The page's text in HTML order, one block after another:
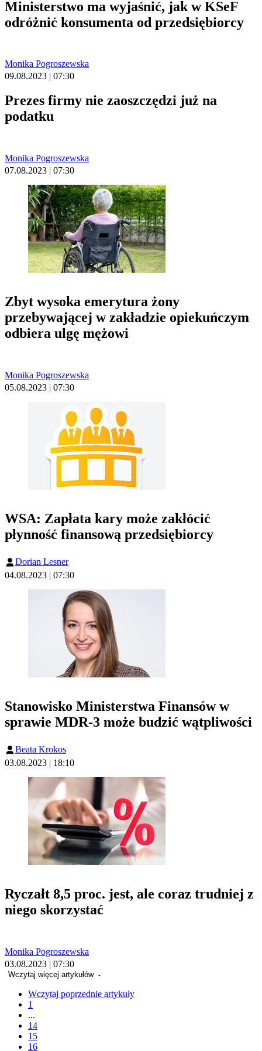
Ministerstwo ma wyjaśnić, jak w KSeF
odróżnić konsumenta od przedsiębiorcy
Monika Pogroszewska
09.08.2023 | 07:30
Prezes firmy nie zaoszczędzi już na
podatku
Monika Pogroszewska
07.08.2023 | 07:30
Zbyt wysoka emerytura żony
przebywającej w zakładzie opiekuńczym
odbiera ulgę mężowi
Monika Pogroszewska
05.08.2023 | 07:30
WSA: Zapłata kary może zakłócić
płynność finansową przedsiębiorcy
Dorian Lesner
04.08.2023 | 07:30
Stanowisko Ministerstwa Finansów w
sprawie MDR-3 może budzić wątpliwości
Beata Krokos
03.08.2023 | 18:10
Ryczałt 8,5 proc. jest, ale coraz trudniej z
niego skorzystać
Monika Pogroszewska
03.08.2023 | 07:30
Wczytaj więcej artykułów
Wczytaj poprzednie artykuły
1
...
14
15
16